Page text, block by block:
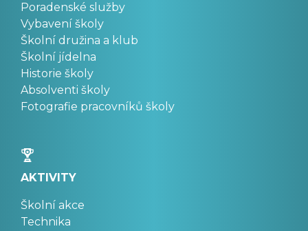
Poradenské služby
Vybavení školy
Školní družina a klub
Školní jídelna
Historie školy
Absolventi školy
Fotografie pracovníků školy
AKTIVITY
Školní akce
Technika